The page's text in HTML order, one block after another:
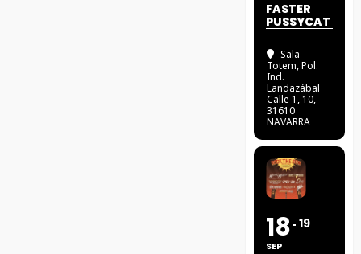
FASTER
PUSSYCAT
Sala
Totem, Pol.
Ind.
Landazábal
Calle 1, 10,
31610
NAVARRA
18
SEP
19